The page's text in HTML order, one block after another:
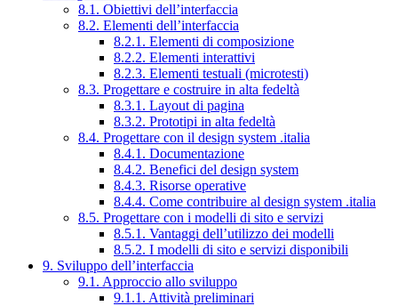
8.1. Obiettivi dell’interfaccia
8.2. Elementi dell’interfaccia
8.2.1. Elementi di composizione
8.2.2. Elementi interattivi
8.2.3. Elementi testuali (microtesti)
8.3. Progettare e costruire in alta fedeltà
8.3.1. Layout di pagina
8.3.2. Prototipi in alta fedeltà
8.4. Progettare con il design system .italia
8.4.1. Documentazione
8.4.2. Benefici del design system
8.4.3. Risorse operative
8.4.4. Come contribuire al design system .italia
8.5. Progettare con i modelli di sito e servizi
8.5.1. Vantaggi dell’utilizzo dei modelli
8.5.2. I modelli di sito e servizi disponibili
9. Sviluppo dell’interfaccia
9.1. Approccio allo sviluppo
9.1.1. Attività preliminari